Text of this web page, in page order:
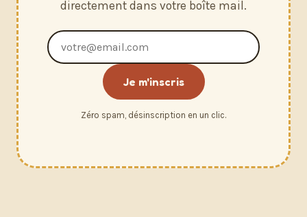
directement dans votre boîte mail.
mail
Je m'inscris
Zéro spam, désinscription en un clic.